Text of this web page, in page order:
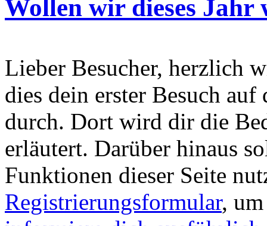
Wollen wir dieses Jahr
Lieber Besucher, herzlich
dies dein erster Besuch
durch. Dort wird dir die
erläutert. Darüber hinaus
Funktionen dieser Seite
Registrierungsformular,